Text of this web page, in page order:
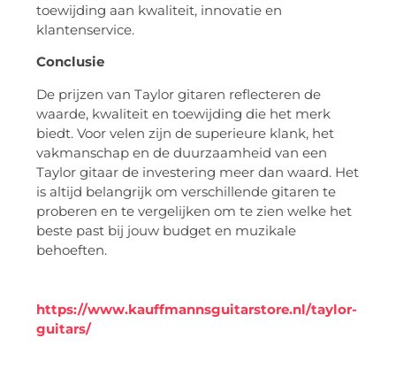
toewijding aan kwaliteit, innovatie en
klantenservice.
Conclusie
De prijzen van Taylor gitaren reflecteren de
waarde, kwaliteit en toewijding die het merk
biedt. Voor velen zijn de superieure klank, het
vakmanschap en de duurzaamheid van een
Taylor gitaar de investering meer dan waard. Het
is altijd belangrijk om verschillende gitaren te
proberen en te vergelijken om te zien welke het
beste past bij jouw budget en muzikale
behoeften.
https://www.kauffmannsguitarstore.nl/taylor-
guitars/